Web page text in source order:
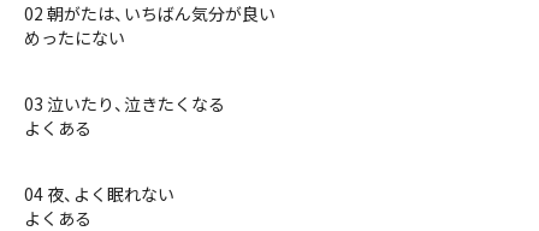
02 朝がたは、いちばん気分が良い
めったにない
03 泣いたり、泣きたくなる
よくある
04 夜、よく眠れない
よくある